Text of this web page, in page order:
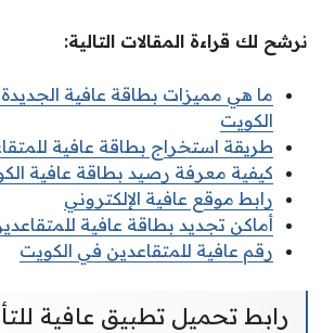
نرشح لك قراءة المقالات التالية:
ما هي مميزات بطاقة عافية
الكويت
طريقة استخراج بطاقة عافية
كيفية معرفة رصيد بطاقة عافية
رابط موقع عافية الإلكتروني
أماكن تجديد بطاقة عافية
رقم عافية للمتقاعدين في الكويت
رابط تحميل تطبيق عافية